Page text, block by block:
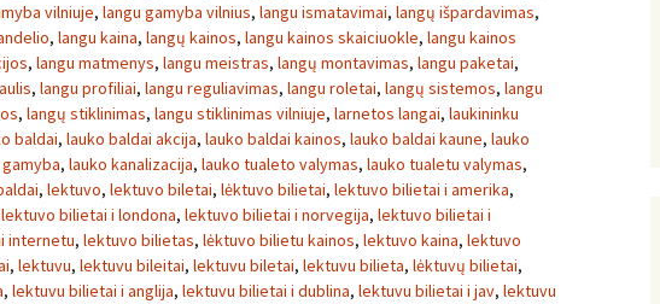
vilniuje, langu gamyba vilnius, langu ismatavimai, langų išpardavimas,
, langu kaina, langų kainos, langu kainos skaiciuokle, langu kainos
, langu matmenys, langu meistras, langų montavimas, langu paketai,
, langu profiliai, langu reguliavimas, langu roletai, langų sistemos, langu
, langų stiklinimas, langu stiklinimas vilniuje, larnetos langai, laukininku
baldai, lauko baldai akcija, lauko baldai kainos, lauko baldai kaune, lauko
, lauko kanalizacija, lauko tualeto valymas, lauko tualetu valymas,
, lektuvo, lektuvo biletai, lėktuvo bilietai, lektuvo bilietai i amerika,
lektuvo bilietai i londona, lektuvo bilietai i norvegija, lektuvo bilietai i
internetu, lektuvo bilietas, lėktuvo bilietu kainos, lektuvo kaina, lektuvo
, lektuvu, lektuvu bileitai, lektuvu biletai, lektuvu bilieta, lėktuvų bilietai,
, lektuvu bilietai i anglija, lektuvu bilietai i dublina, lektuvu bilietai i jav, lektuvu